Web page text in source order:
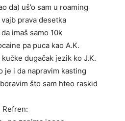
da) uš’o sam u roaming
vajb prava desetka
imaš samo 10k
pa puca kao A.K.
dugačak jezik ko J.K.
je i da napravim kasting
što sam hteo raskid
Refren: